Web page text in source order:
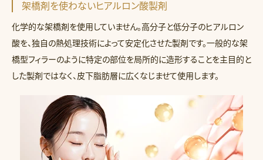
架橋剤を使わないヒアルロン酸製剤
化学的な架橋剤を使用していません。高分子と低分子のヒアルロン
酸を、独自の熱処理技術によって安定化させた製剤です。一般的な架
橋型フィラーのように特定の部位を局所的に造形することを主目的と
した製剤ではなく、皮下脂肪層に広くなじませて使用します。